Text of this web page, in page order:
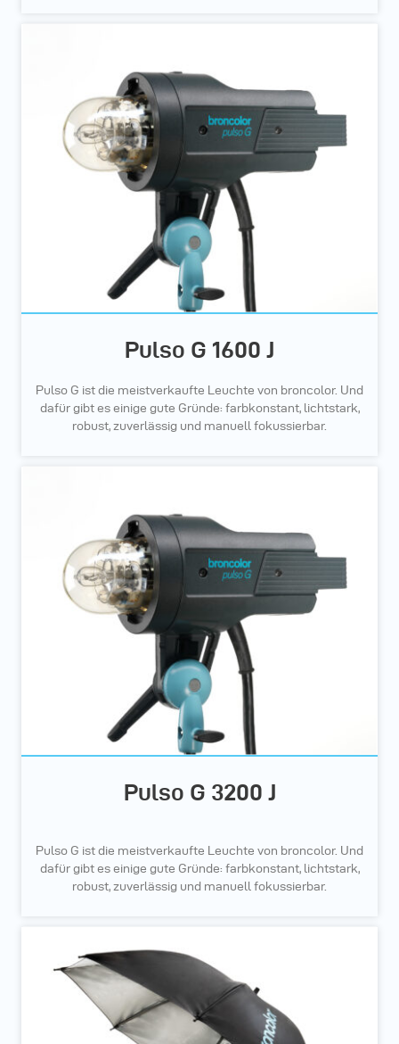
Pulso G 1600 J
Pulso G ist die meistverkaufte Leuchte von broncolor. Und
dafür gibt es einige gute Gründe: farbkonstant, lichtstark,
robust, zuverlässig und manuell fokussierbar.
Pulso G 3200 J
Pulso G ist die meistverkaufte Leuchte von broncolor. Und
dafür gibt es einige gute Gründe: farbkonstant, lichtstark,
robust, zuverlässig und manuell fokussierbar.